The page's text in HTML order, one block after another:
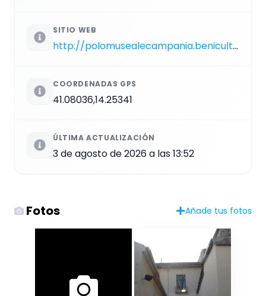
SITIO WEB
http://polomusealecampania.beniculturali.it/index.php/il-museo-e-mitreo
COORDENADAS GPS
41.08036,14.25341
ÚLTIMA ACTUALIZACIÓN
3 de agosto de 2026 a las 13:52
Fotos Añade tus fotos